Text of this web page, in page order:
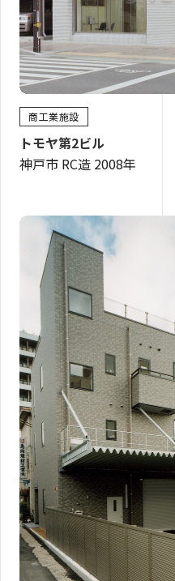
商工業施設
トモヤ第2ビル
神戸市 RC造 2008年